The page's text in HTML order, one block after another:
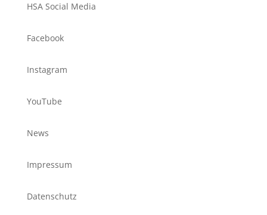
HSA Social Media
Facebook
Instagram
YouTube
News
Impressum
Datenschutz